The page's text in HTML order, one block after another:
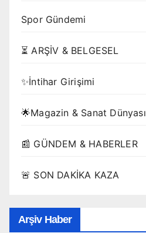
Spor Gündemi
⏳ ARŞİV & BELGESEL
✨İntihar Girişimi
🌟Magazin & Sanat Dünyası
📰 GÜNDEM & HABERLER
🚨 SON DAKİKA KAZA
Arşiv Haber